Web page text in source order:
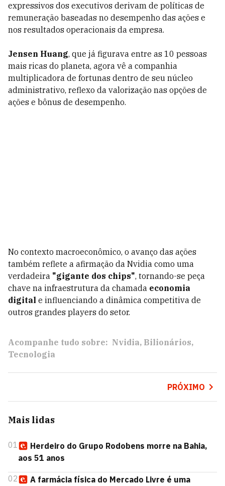
expressivos dos executivos derivam de políticas de
remuneração baseadas no desempenho das ações e
nos resultados operacionais da empresa.
Jensen Huang, que já figurava entre as 10 pessoas
mais ricas do planeta, agora vê a companhia
multiplicadora de fortunas dentro de seu núcleo
administrativo, reflexo da valorização nas opções de
ações e bônus de desempenho.
No contexto macroeconômico, o avanço das ações
também reflete a afirmação da Nvidia como uma
verdadeira "gigante dos chips", tornando-se peça
chave na infraestrutura da chamada economia
digital e influenciando a dinâmica competitiva de
outros grandes players do setor.
Acompanhe tudo sobre: Nvidia Bilionários
Tecnologia
PRÓXIMO
Mais lidas
01
Herdeiro do Grupo Rodobens morre na Bahia,
aos 51 anos
02 A farmácia física do Mercado Livre é uma